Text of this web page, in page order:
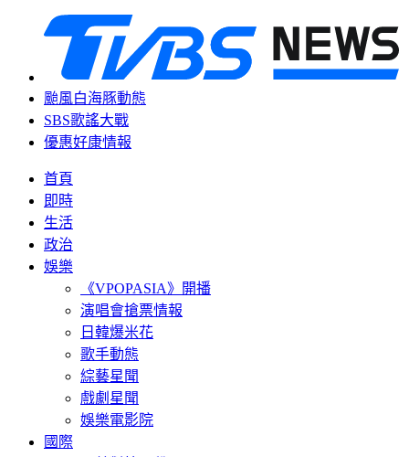
颱風白海豚動態
SBS歌謠大戰
優惠好康情報
首頁
即時
生活
政治
娛樂
《VPOPASIA》開播
演唱會搶票情報
日韓爆米花
歌手動態
綜藝星聞
戲劇星聞
娛樂電影院
國際